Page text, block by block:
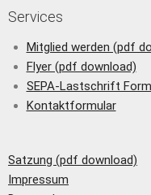
Services
Mitglied werden (pdf
Flyer (pdf download)
SEPA-Lastschrift
Kontaktformular
Satzung (pdf download)
Impressum